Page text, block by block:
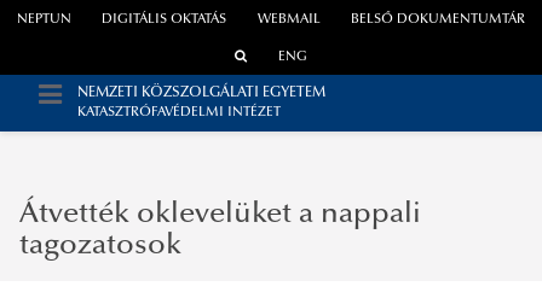
WEBMAIL
NEPTUN DIGITÁLIS OKTATÁS BELSŐ DOKUMENTUMTÁR
ENG
NEMZETI KÖZSZOLGÁLATI EGYETEM
KATASZTRÓFAVÉDELMI INTÉZET
Átvették oklevelüket a nappali
tagozatosok